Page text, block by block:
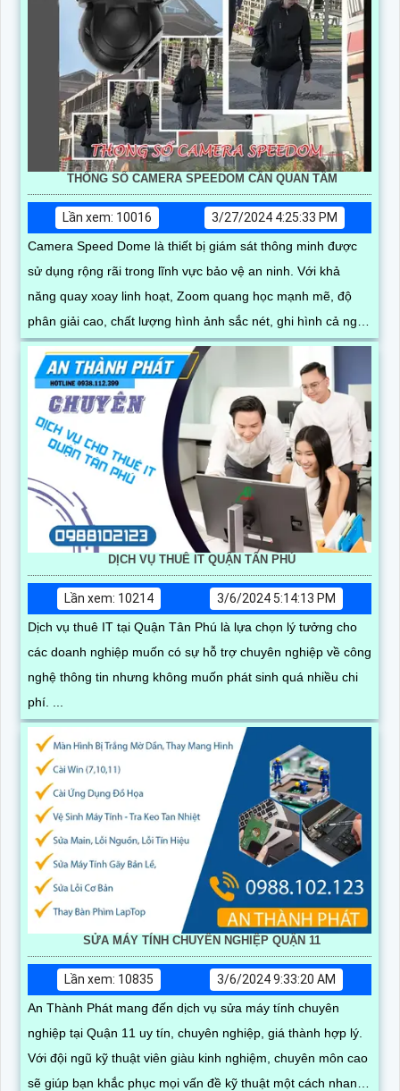
THÔNG SỐ CAMERA SPEEDOM CẦN QUAN TÂM
Lần xem: 10016
3/27/2024 4:25:33 PM
Camera Speed Dome là thiết bị giám sát thông minh được
sử dụng rộng rãi trong lĩnh vực bảo vệ an ninh. Với khả
năng quay xoay linh hoạt, Zoom quang học mạnh mẽ, độ
phân giải cao, chất lượng hình ảnh sắc nét, ghi hình cả ngày
lẫn đêm
DỊCH VỤ THUÊ IT QUẬN TÂN PHÚ
Lần xem: 10214
3/6/2024 5:14:13 PM
Dịch vụ thuê IT tại Quận Tân Phú là lựa chọn lý tưởng cho
các doanh nghiệp muốn có sự hỗ trợ chuyên nghiệp về công
nghệ thông tin nhưng không muốn phát sinh quá nhiều chi
phí. ...
SỬA MÁY TÍNH CHUYÊN NGHIỆP QUẬN 11
Lần xem: 10835
3/6/2024 9:33:20 AM
An Thành Phát mang đến dịch vụ sửa máy tính chuyên
nghiệp tại Quận 11 uy tín, chuyên nghiệp, giá thành hợp lý.
Với đội ngũ kỹ thuật viên giàu kinh nghiệm, chuyên môn cao
sẽ giúp bạn khắc phục mọi vấn đề kỹ thuật một cách nhanh